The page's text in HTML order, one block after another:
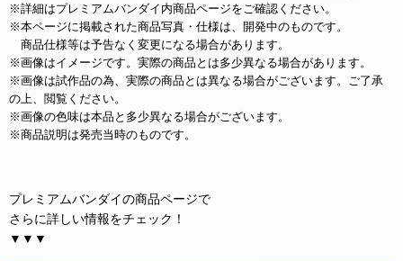
※詳細はプレミアムバンダイ内商品ページをご確認ください。
※本ページに掲載された商品写真・仕様は、開発中のものです。
商品仕様等は予告なく変更になる場合があります。
※画像はイメージです。実際の商品とは多少異なる場合があります。
※画像は試作品の為、実際の商品とは異なる場合がございます。ご了承
の上、閲覧ください。
※画像の色味は本品と多少異なる場合がございます。
※商品説明は発売当時のものです。
プレミアムバンダイの商品ページで
さらに詳しい情報をチェック！
▼▼▼